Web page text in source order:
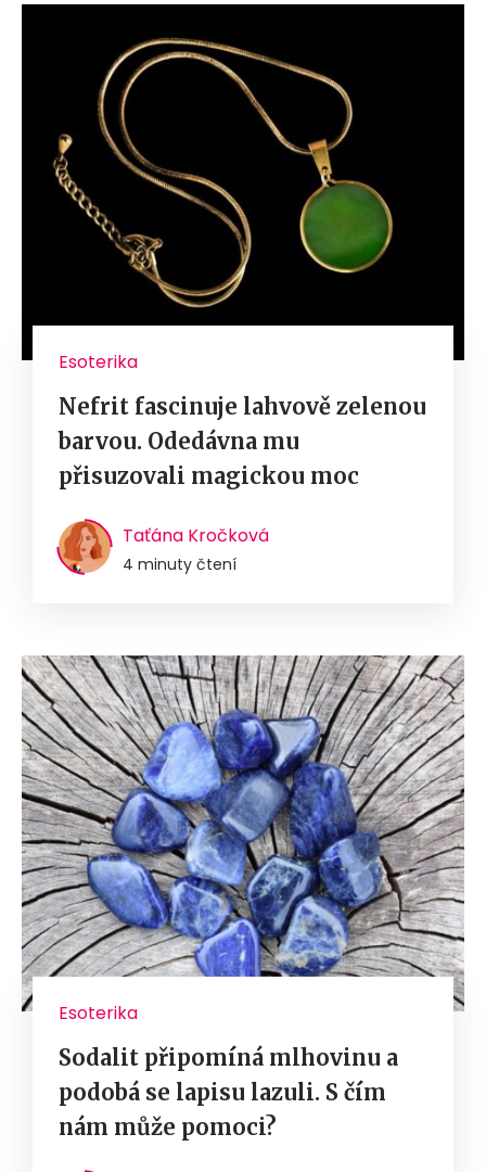
Esoterika
Nefrit fascinuje lahvově zelenou
barvou. Odedávna mu
přisuzovali magickou moc
Taťána Kročková
4 minuty čtení
Esoterika
Sodalit připomíná mlhovinu a
podobá se lapisu lazuli. S čím
nám může pomoci?